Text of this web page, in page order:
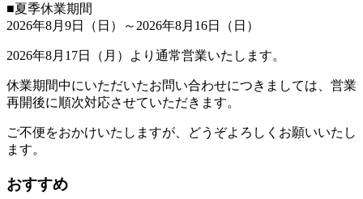
■夏季休業期間
2026年8月9日（日）～2026年8月16日（日）
2026年8月17日（月）より通常営業いたします。
休業期間中にいただいたお問い合わせにつきましては、営業
再開後に順次対応させていただきます。
ご不便をおかけいたしますが、どうぞよろしくお願いいたし
ます。
おすすめ